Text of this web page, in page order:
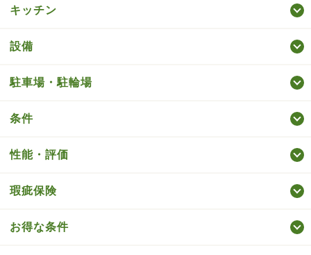
キッチン
設備
駐車場・駐輪場
条件
性能・評価
瑕疵保険
お得な条件